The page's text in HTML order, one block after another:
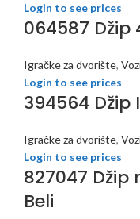
Login to see prices
064587 Džip
Igračke za dvorište,
Login to see prices
394564 Džip
Igračke za dvorište,
Login to see prices
827047
Beli